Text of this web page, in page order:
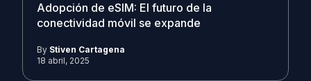
Adopción de eSIM: El futuro de la
conectividad móvil se expande
By Stiven Cartagena
18 abril, 2025